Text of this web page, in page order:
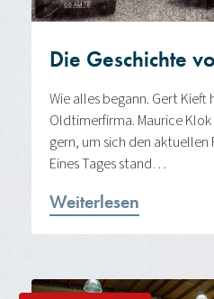
Die Geschichte
Wie alles begann. Gert Kieft
Oldtimerfirma. Maurice
gern, um sich den aktuellen
Eines Tages stand…
Weiterlesen